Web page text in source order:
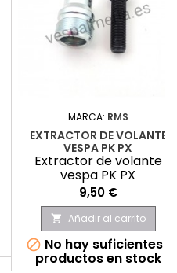
MARCA: RMS
EXTRACTOR DE VOLANTE
VESPA PK PX
Extractor de volante
vespa PK PX
Precio
9,50 €
 Añadir al carrito
 No hay suficientes
productos en stock